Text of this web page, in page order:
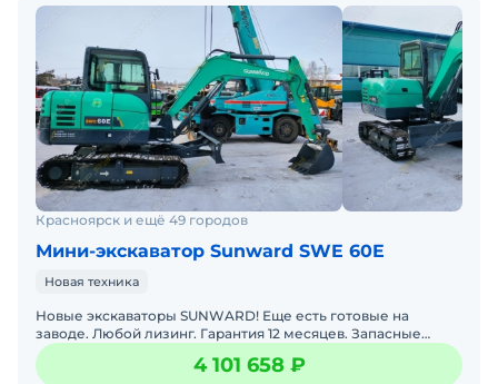
Красноярск и ещё 49 городов
Мини-экскаватор Sunward SWE 60E
Новая техника
Новые экскаваторы SUNWARD! Еще есть готовые на
заводе. Любой лизинг. Гарантия 12 месяцев. Запасные
части в наличии. Доставка в ваш регион. Также доступны
под за
4 101 658 ₽